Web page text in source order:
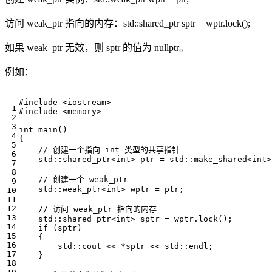
访问 weak_ptr 指向的内存：std::shared_ptrsptr = wptr.lock();
如果 weak_ptr 无效，则 sptr 的值为 nullptr。
例如：
#include <iostream>
#include <memory>
int main ()
{
std :: shared_ptr<int> ptr = std :: make_shared<int>
std :: weak_ptr<int> wptr = ptr ;
std :: shared_ptr<int> sptr = wptr . lock ();
if
( sptr)
{
std :: cout << *sptr << std :: endl ;
}